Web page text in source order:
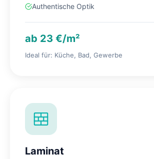
Authentische Optik
ab 23 €/m²
Ideal für: Küche, Bad, Gewerbe
Laminat